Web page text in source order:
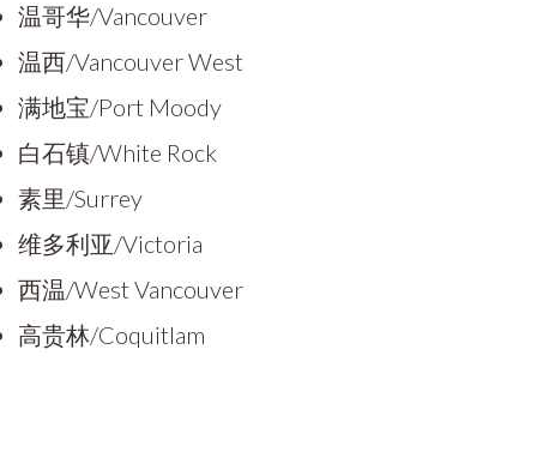
温哥华/Vancouver
温西/Vancouver West
满地宝/Port Moody
白石镇/White Rock
素里/Surrey
维多利亚/Victoria
西温/West Vancouver
高贵林/Coquitlam